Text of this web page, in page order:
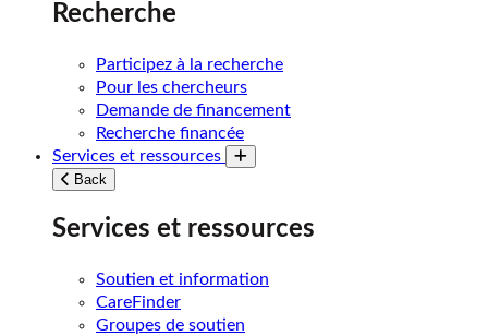
Recherche
Participez à la recherche
Pour les chercheurs
Demande de financement
Recherche financée
Services et ressources
Toggle submenu
Back
Services et ressources
Soutien et information
CareFinder
Groupes de soutien